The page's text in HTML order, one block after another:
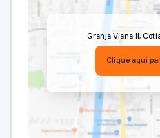
Granja Viana II,
Clique aqui